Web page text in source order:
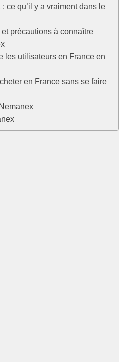
ce qu’il y a vraiment dans le
précautions à connaître
les utilisateurs en France en
en France sans se faire